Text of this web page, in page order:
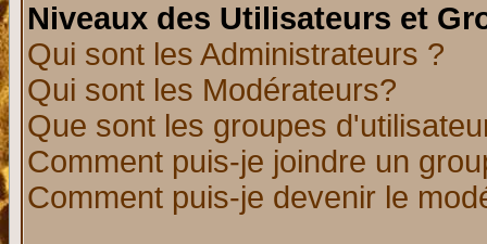
Niveaux des Utilisateurs et
Qui sont les Administrateurs ?
Qui sont les Modérateurs?
Que sont les groupes
Comment puis-je joindre un
Comment puis-je devenir le